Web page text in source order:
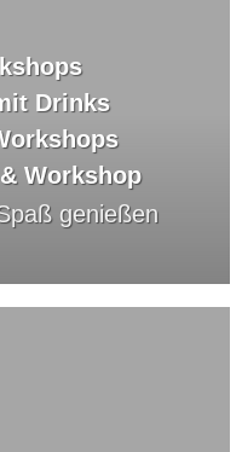
Drinks
Workshop
genießen